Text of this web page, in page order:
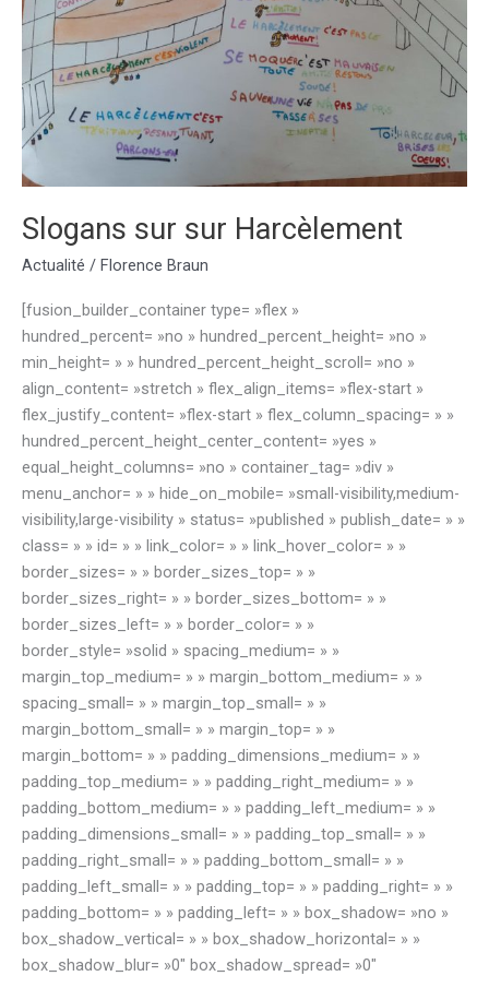
à
St
RAPHAËL »
Slogans sur sur Harcèlement
Actualité / Florence Braun
[fusion_builder_container type= »flex »
hundred_percent= »no » hundred_percent_height= »no »
min_height= » » hundred_percent_height_scroll= »no »
align_content= »stretch » flex_align_items= »flex-start »
flex_justify_content= »flex-start » flex_column_spacing= » »
hundred_percent_height_center_content= »yes »
equal_height_columns= »no » container_tag= »div »
menu_anchor= » » hide_on_mobile= »small-visibility,medium-
visibility,large-visibility » status= »published » publish_date= » »
class= » » id= » » link_color= » » link_hover_color= » »
border_sizes= » » border_sizes_top= » »
border_sizes_right= » » border_sizes_bottom= » »
border_sizes_left= » » border_color= » »
border_style= »solid » spacing_medium= » »
margin_top_medium= » » margin_bottom_medium= » »
spacing_small= » » margin_top_small= » »
margin_bottom_small= » » margin_top= » »
margin_bottom= » » padding_dimensions_medium= » »
padding_top_medium= » » padding_right_medium= » »
padding_bottom_medium= » » padding_left_medium= » »
padding_dimensions_small= » » padding_top_small= » »
padding_right_small= » » padding_bottom_small= » »
padding_left_small= » » padding_top= » » padding_right= » »
padding_bottom= » » padding_left= » » box_shadow= »no »
box_shadow_vertical= » » box_shadow_horizontal= » »
box_shadow_blur= »0″ box_shadow_spread= »0″